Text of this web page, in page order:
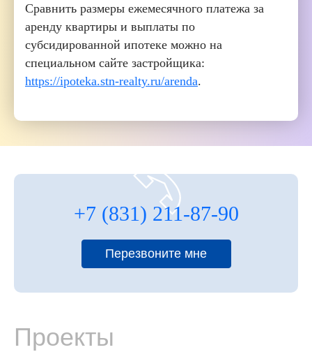
Сравнить размеры ежемесячного платежа за
аренду квартиры и выплаты по
субсидированной ипотеке можно на
специальном сайте застройщика:
https://ipoteka.stn-realty.ru/arenda.
+7 (831) 211-87-90
Перезвоните мне
Проекты